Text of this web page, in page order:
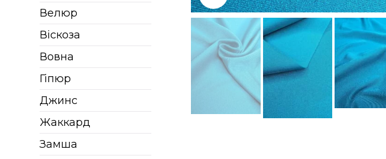
Велюр
Віскоза
Вовна
Гіпюр
Джинс
Жаккард
Замша